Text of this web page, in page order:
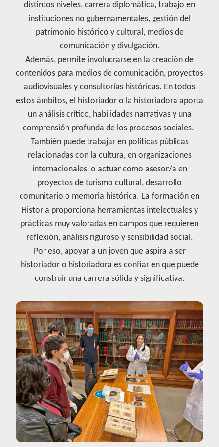
distintos niveles, carrera diplomática, trabajo en
instituciones no gubernamentales, gestión del
patrimonio histórico y cultural, medios de
comunicación y divulgación.
Además, permite involucrarse en la creación de
contenidos para medios de comunicación, proyectos
audiovisuales y consultorías históricas. En todos
estos ámbitos, el historiador o la historiadora aporta
un análisis crítico, habilidades narrativas y una
comprensión profunda de los procesos sociales.
También puede trabajar en políticas públicas
relacionadas con la cultura, en organizaciones
internacionales, o actuar como asesor/a en
proyectos de turismo cultural, desarrollo
comunitario o memoria histórica. La formación en
Historia proporciona herramientas intelectuales y
prácticas muy valoradas en campos que requieren
reflexión, análisis riguroso y sensibilidad social.
Por eso, apoyar a un joven que aspira a ser
historiador o historiadora es confiar en que puede
construir una carrera sólida y significativa.